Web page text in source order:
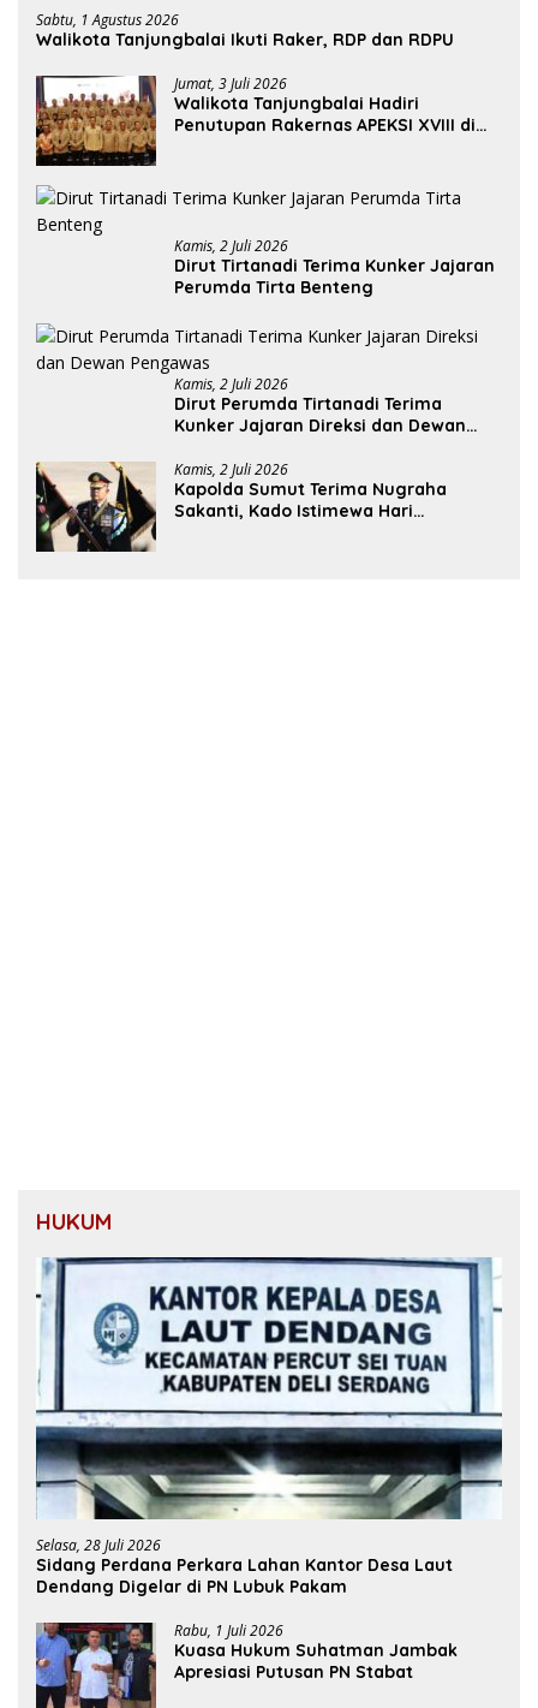
Sabtu, 1 Agustus 2026
Walikota Tanjungbalai Ikuti Raker, RDP dan RDPU
Jumat, 3 Juli 2026
Walikota Tanjungbalai Hadiri
Penutupan Rakernas APEKSI XVIII di
Kamis, 2 Juli 2026
Dirut Tirtanadi Terima Kunker Jajaran
Perumda Tirta Benteng
Kamis, 2 Juli 2026
Dirut Perumda Tirtanadi Terima
Kunker Jajaran Direksi dan Dewan
Kamis, 2 Juli 2026
Kapolda Sumut Terima Nugraha
Sakanti, Kado Istimewa Hari
HUKUM
Selasa, 28 Juli 2026
Sidang Perdana Perkara Lahan Kantor Desa Laut
Dendang Digelar di PN Lubuk Pakam
Rabu, 1 Juli 2026
Kuasa Hukum Suhatman Jambak
Apresiasi Putusan PN Stabat